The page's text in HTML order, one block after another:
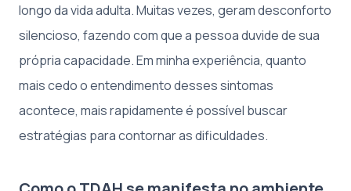
longo da vida adulta. Muitas vezes, geram desconforto
silencioso, fazendo com que a pessoa duvide de sua
própria capacidade. Em minha experiência, quanto
mais cedo o entendimento desses sintomas
acontece, mais rapidamente é possível buscar
estratégias para contornar as dificuldades.